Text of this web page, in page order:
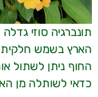
תונברגיה סוזי
הארץ בשמש חלקית
החוף ניתן לשתול
כדאי לשותלה מן